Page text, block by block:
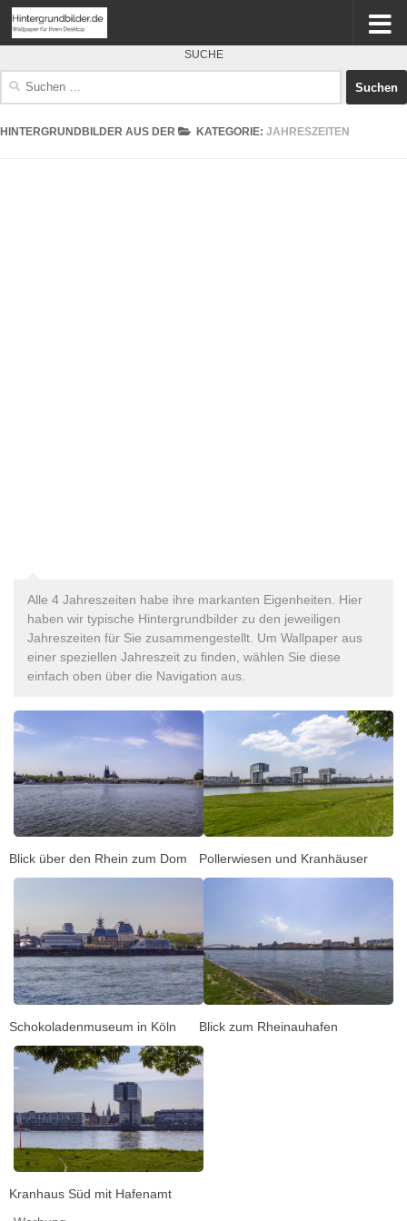
SUCHE
HINTERGRUNDBILDER AUS DER KATEGORIE:JAHRESZEITEN
Alle 4 Jahreszeiten habe ihre markanten Eigenheiten. Hier
haben wir typische Hintergrundbilder zu den jeweiligen
Jahreszeiten für Sie zusammengestellt. Um Wallpaper aus
einer speziellen Jahreszeit zu finden, wählen Sie diese
einfach oben über die Navigation aus.
Blick über den Rhein zum Dom Pollerwiesen und Kranhäuser
Schokoladenmuseum in Köln Blick zum Rheinauhafen
Kranhaus Süd mit Hafenamt